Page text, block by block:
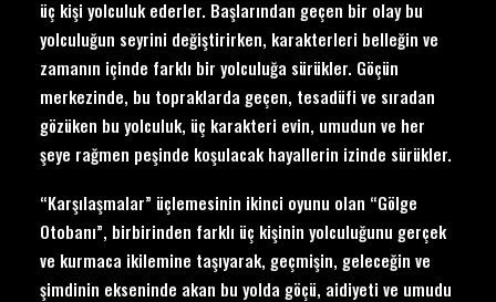
üç kişi yolculuk ederler. Başlarından geçen bir olay bu
yolculuğun seyrini değiştirirken, karakterleri belleğin ve
zamanın içinde farklı bir yolculuğa sürükler. Göçün
merkezinde, bu topraklarda geçen, tesadüfi ve sıradan
gözüken bu yolculuk, üç karakteri evin, umudun ve her
şeye rağmen peşinde koşulacak hayallerin izinde sürükler.
“Karşılaşmalar” üçlemesinin ikinci oyunu olan “Gölge
Otobanı”, birbirinden farklı üç kişinin yolculuğunu gerçek
ve kurmaca ikilemine taşıyarak, geçmişin, geleceğin ve
şimdinin ekseninde akan bu yolda göçü, aidiyeti ve umudu